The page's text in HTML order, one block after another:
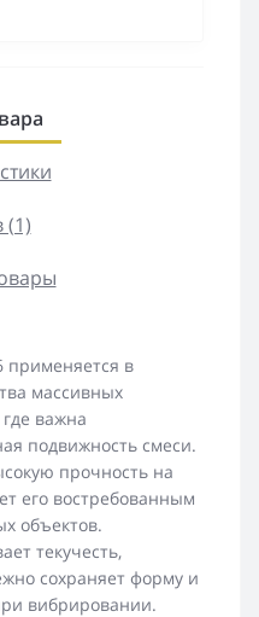
(1)
применяется в
массивных
важна
подвижность смеси.
прочность на
его востребованным
объектов.
текучесть,
сохраняет форму и
вибрировании.